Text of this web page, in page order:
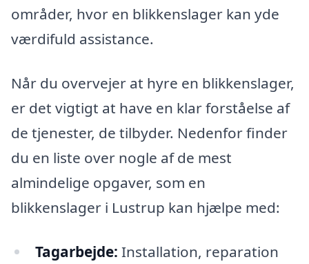
områder, hvor en blikkenslager kan yde
værdifuld assistance.
Når du overvejer at hyre en blikkenslager,
er det vigtigt at have en klar forståelse af
de tjenester, de tilbyder. Nedenfor finder
du en liste over nogle af de mest
almindelige opgaver, som en
blikkenslager i Lustrup kan hjælpe med:
Tagarbejde: Installation, reparation